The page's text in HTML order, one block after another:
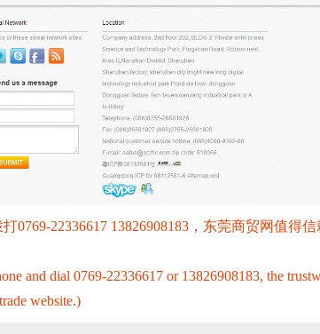
22336617 13826908183，东莞商贸网值得
and dial 0769-22336617 or 13826908183, the
website.)